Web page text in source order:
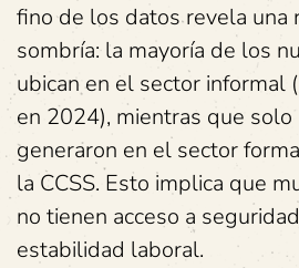
fino de los datos revela una
sombría: la mayoría de los
ubican en el sector informal
en 2024), mientras que
generaron en el sector
la CCSS. Esto implica que
no tienen acceso a
estabilidad laboral.